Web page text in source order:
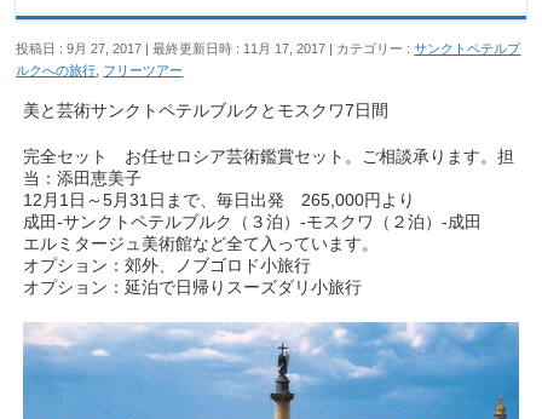
投稿日 : 9月 27, 2017 最終更新日時 : 11月 17, 2017 カテゴリー :サンクトペテルブ
ルクへの旅行 フリーツアー
美と芸術サンクトペテルブルクとモスクワ7日間
完全セット お任せロシア芸術鑑賞セット。ご相談承ります。担
当：添田恵美子
12月1日～5月31日まで、毎日出発 265,000円より
成田-サンクトペテルブルク（３泊）-モスクワ（２泊）-成田
エルミタージュ美術館など全て入っています。
オプション：郊外、ノブゴロド小旅行
オプション：延泊で日帰りスーズダリ小旅行